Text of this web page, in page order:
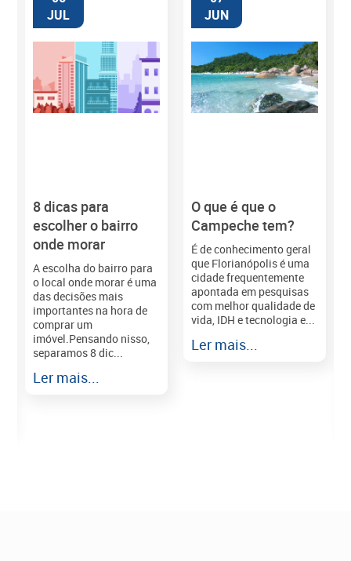
JUL
8 dicas para
escolher o bairro
onde morar
A escolha do bairro para
o local onde morar é uma
das decisões mais
importantes na hora de
comprar um
imóvel.Pensando nisso,
separamos 8 dic...
Ler mais...
JUN
O que é que o
Campeche tem?
É de conhecimento geral
que Florianópolis é uma
cidade frequentemente
apontada em pesquisas
com melhor qualidade de
vida, IDH e tecnologia e...
Ler mais...